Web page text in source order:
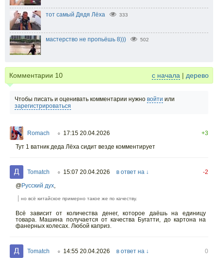
тот самый Дядя Лёха 333
мастерство не пропьёшь 8))) 502
Комментарии 10 с начала | дерево
Чтобы писать и оценивать комментарии нужно войти или
зарегистрироваться
Romach ○ 17:15 20.04.2026
+3
Тут 1 ватник деда Лёха сидит везде комментирует
Tomatch ○ 15:07 20.04.2026 в ответ на ↓
-2
@Русский дух
но всё китайское примерно такое же по качеству.
Всё зависит от количества денег, которое даёшь на единицу
товара. Машина получается от качества Бугатти, до картона на
фанерных колесах. Любой каприз.
Tomatch ○ 14:55 20.04.2026 в ответ на ↓
0